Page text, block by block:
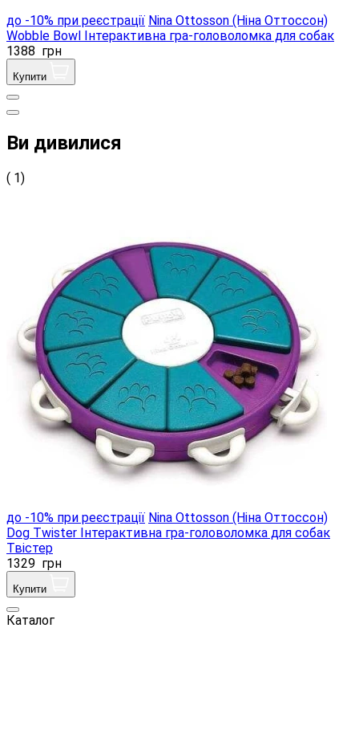
до -10% при реєстрації Nina Ottosson (Ніна Оттоссон)
Wobble Bowl Інтерактивна гра-головоломка для собак
1388 грн
Купити
Ви дивилися
( 1)
до -10% при реєстрації Nina Ottosson (Ніна Оттоссон)
Dog Twister Інтерактивна гра-головоломка для собак
Твістер
1329 грн
Купити
Каталог